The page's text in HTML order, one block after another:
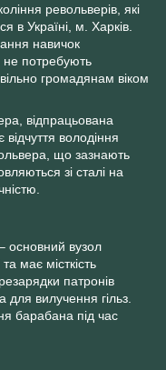
револьверів, які
в Україні, м. Харків.
навичок
не потребують
громадянам віком
відпрацьована
відчуття володіння
що зазнають
зі сталі на
основний вузол
має місткість
патронів
для вилучення гільз.
барабана під час